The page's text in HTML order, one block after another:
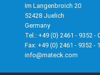
Im Langenbroich 20
52428 Juelich
Germany
Tel.: +49 (0) 2461 - 9352 -
Fax: +49 (0) 2461 - 9352 -
info@mateck.com